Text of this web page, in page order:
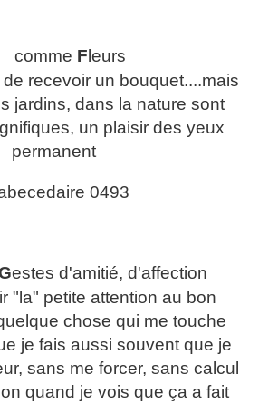
comme F leurs
recevoir un bouquet....mais
jardins, dans la nature sont
un plaisir des yeux
permanent
estes d'amitié, d'affection
"la" petite attention au bon
chose qui me touche
je fais aussi souvent que je
sans me forcer, sans calcul
quand je vois que ça a fait